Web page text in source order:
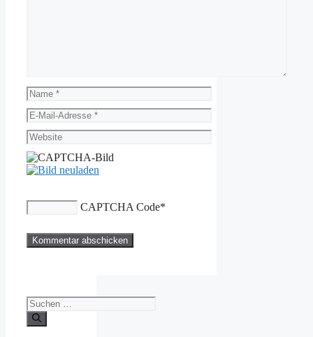
Name
E-
Mail-
Adresse
Website
CAPTCHA Code*
Suche
nach: